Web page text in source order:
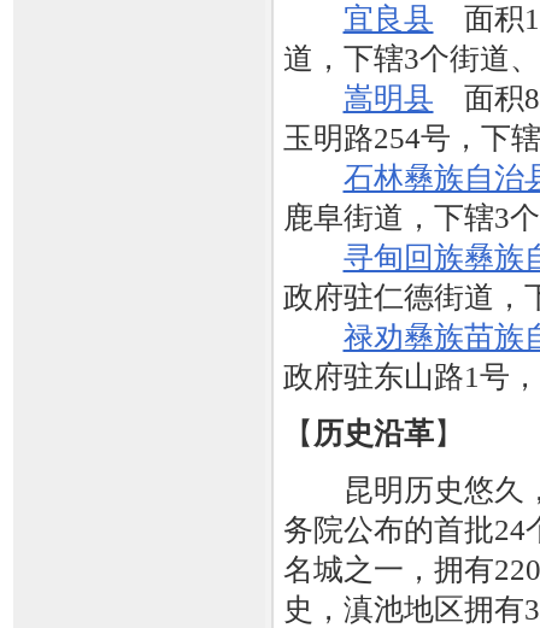
宜良县 面积
道，下辖3个街道
嵩明县 面积
玉明路254号，下
石林彝族自治
鹿阜街道，下辖3
寻甸回族彝族
政府驻仁德街道，
禄劝彝族苗族
政府驻东山路1号
【 历史沿革】
昆明历史悠久
务院公布的首批24
名城之一，拥有
史，滇池地区拥有